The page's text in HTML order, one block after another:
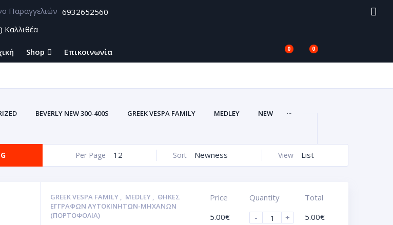
Παραγγελιών 6932652560
Shop Επικοινωνία 0 0
BEVERLY NEW 300-400S GREEK VESPA FAMILY MEDLEY NEW ...
View List
Sort Newness
Per Page 12
GREEK VESPA FAMILY , MEDLEY , ΘΉΚΕΣ
ΕΓΓΡΆΦΩΝ ΑΥΤΟΚΙΝΗΤΩΝ-ΜΗΧΑΝΩΝ
(ΠΟΡΤΟΦΌΛΙΑ)
Price
5.00€
Quantity
-
+
Total
5.00€